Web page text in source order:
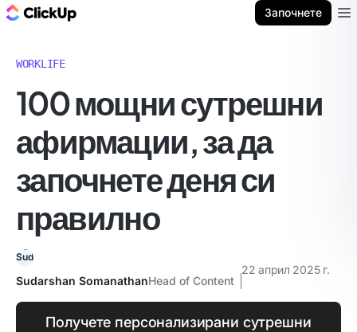
Започнете
WORKLIFE
100 мощни сутрешни
афирмации, за да
започнете деня си
правилно
Sudarshan SomanathanHead of Content
22 април 2025 г.
Получете персонализирани сутрешни